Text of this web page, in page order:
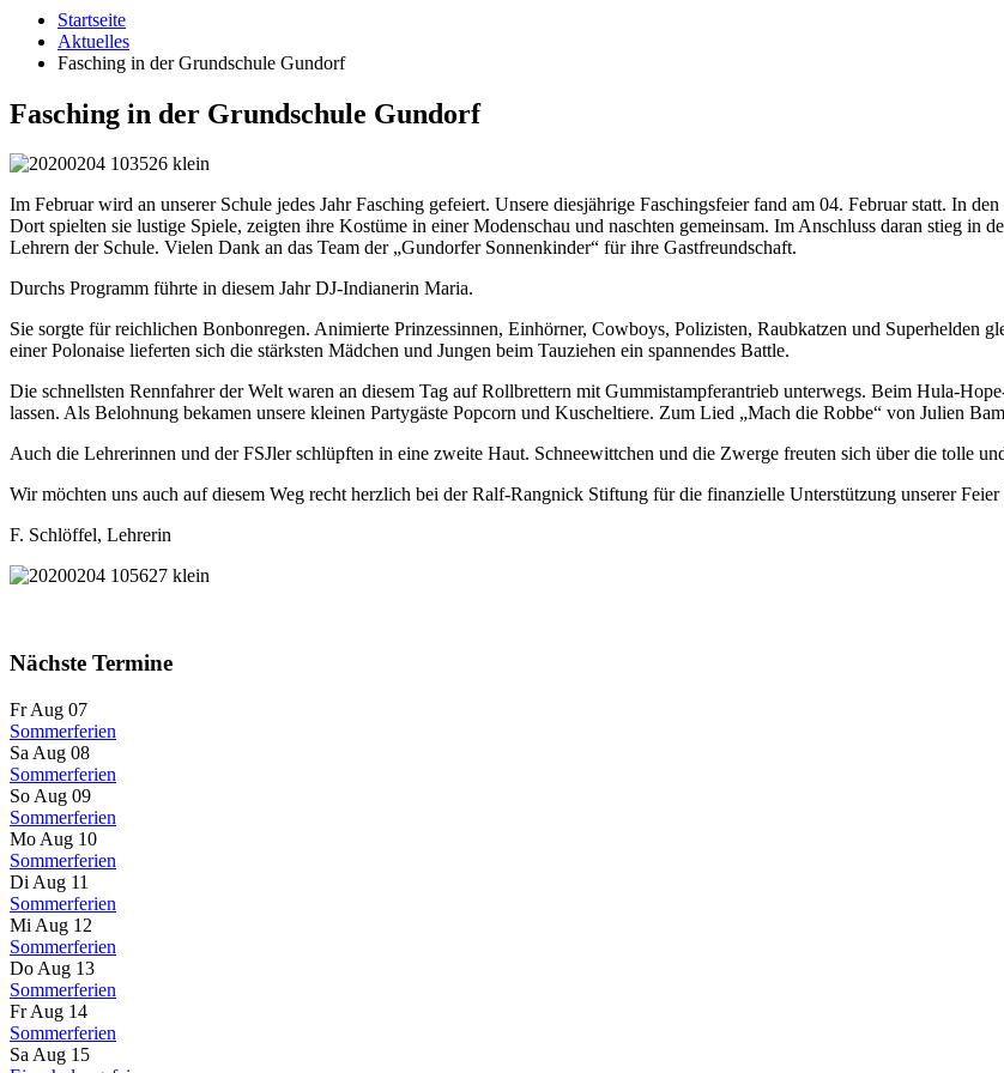
Startseite
Aktuelles
Fasching in der Grundschule Gundorf
Fasching in der Grundschule Gundorf
Im Februar wird an unserer Schule jedes Jahr Fasching gefeiert. Unsere diesjährige Faschingsfeier fand am 04. Februar statt. In
Dort spielten sie lustige Spiele, zeigten ihre Kostüme in einer Modenschau und naschten gemeinsam. Im Anschluss daran stieg in
Lehrern der Schule. Vielen Dank an das Team der „Gundorfer Sonnenkinder“ für ihre Gastfreundschaft.
Durchs Programm führte in diesem Jahr DJ-Indianerin Maria.
Sie sorgte für reichlichen Bonbonregen. Animierte Prinzessinnen, Einhörner, Cowboys, Polizisten, Raubkatzen und Superhelden
einer Polonaise lieferten sich die stärksten Mädchen und Jungen beim Tauziehen ein spannendes Battle.
Die schnellsten Rennfahrer der Welt waren an diesem Tag auf Rollbrettern mit Gummistampferantrieb unterwegs. Beim Hula-
lassen. Als Belohnung bekamen unsere kleinen Partygäste Popcorn und Kuscheltiere. Zum Lied „Mach die Robbe“ von Julien
Auch die Lehrerinnen und der FSJler schlüpften in eine zweite Haut. Schneewittchen und die Zwerge freuten sich über die tolle
Wir möchten uns auch auf diesem Weg recht herzlich bei der Ralf-Rangnick Stiftung für die finanzielle Unterstützung unserer Feier
F. Schlöffel, Lehrerin
Nächste Termine
Fr Aug 07
Sommerferien
Sa Aug 08
Sommerferien
So Aug 09
Sommerferien
Mo Aug 10
Sommerferien
Di Aug 11
Sommerferien
Mi Aug 12
Sommerferien
Do Aug 13
Sommerferien
Fr Aug 14
Sommerferien
Sa Aug 15